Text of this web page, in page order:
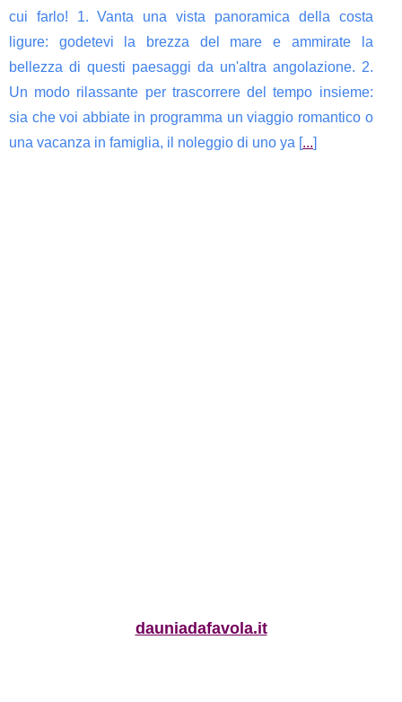
cui farlo! 1. Vanta una vista panoramica della costa
ligure: godetevi la brezza del mare e ammirate la
bellezza di questi paesaggi da un'altra angolazione. 2.
Un modo rilassante per trascorrere del tempo insieme:
sia che voi abbiate in programma un viaggio romantico o
una vacanza in famiglia, il noleggio di uno ya [...]
dauniadafavola.it